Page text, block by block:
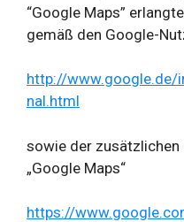
“Google Maps”
gemäß den Google-
http://
nal.html
sowie der
„Google Maps“
https://